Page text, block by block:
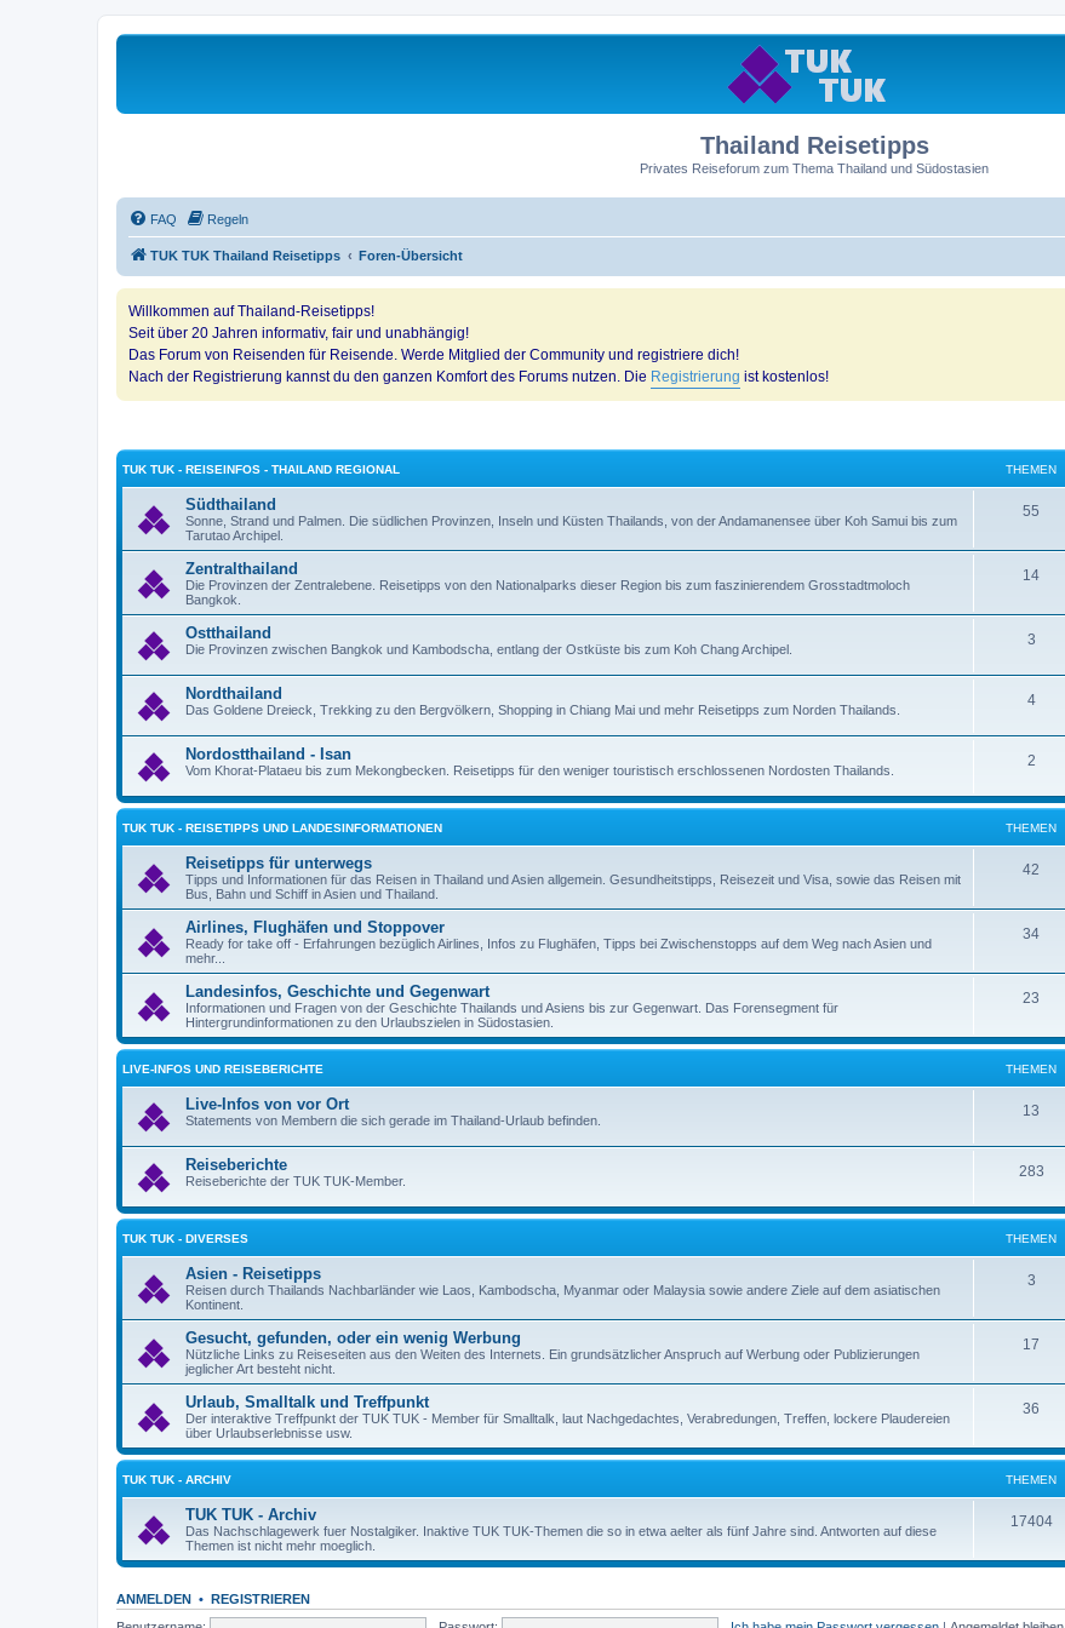
Thailand Reisetipps
Privates Reiseforum zum Thema Thailand und Südostasien
FAQ Regeln
TUK TUK Thailand Reisetipps Foren-Übersicht
Willkommen auf Thailand-Reisetipps!
Seit über 20 Jahren informativ, fair und unabhängig!
Das Forum von Reisenden für Reisende. Werde Mitglied der Community und registriere dich!
Nach der Registrierung kannst du den ganzen Komfort des Forums nutzen. Die Registrierung ist kostenlos!
TUK TUK - REISEINFOS - THAILAND REGIONAL THEMEN
Südthailand
Sonne, Strand und Palmen. Die südlichen Provinzen, Inseln und Küsten Thailands, von der Andamanensee über Koh Samui bis zum
Tarutao Archipel.
55
Zentralthailand
Die Provinzen der Zentralebene. Reisetipps von den Nationalparks dieser Region bis zum faszinierendem Grosstadtmoloch
Bangkok.
14
Ostthailand
Die Provinzen zwischen Bangkok und Kambodscha, entlang der Ostküste bis zum Koh Chang Archipel.
3
Nordthailand
Das Goldene Dreieck, Trekking zu den Bergvölkern, Shopping in Chiang Mai und mehr Reisetipps zum Norden Thailands.
4
Nordostthailand - Isan
Vom Khorat-Plataeu bis zum Mekongbecken. Reisetipps für den weniger touristisch erschlossenen Nordosten Thailands.
2
TUK TUK - REISETIPPS UND LANDESINFORMATIONEN THEMEN
Reisetipps für unterwegs
Tipps und Informationen für das Reisen in Thailand und Asien allgemein. Gesundheitstipps, Reisezeit und Visa, sowie das Reisen mit
Bus, Bahn und Schiff in Asien und Thailand.
42
Airlines, Flughäfen und Stoppover
Ready for take off - Erfahrungen bezüglich Airlines, Infos zu Flughäfen, Tipps bei Zwischenstopps auf dem Weg nach Asien und
mehr...
34
Landesinfos, Geschichte und Gegenwart
Informationen und Fragen von der Geschichte Thailands und Asiens bis zur Gegenwart. Das Forensegment für
Hintergrundinformationen zu den Urlaubszielen in Südostasien.
23
LIVE-INFOS UND REISEBERICHTE THEMEN
Live-Infos von vor Ort
Statements von Membern die sich gerade im Thailand-Urlaub befinden.
13
Reiseberichte
Reiseberichte der TUK TUK-Member.
283
TUK TUK - DIVERSES THEMEN
Asien - Reisetipps
Reisen durch Thailands Nachbarländer wie Laos, Kambodscha, Myanmar oder Malaysia sowie andere Ziele auf dem asiatischen
Kontinent.
3
Gesucht, gefunden, oder ein wenig Werbung
Nützliche Links zu Reiseseiten aus den Weiten des Internets. Ein grundsätzlicher Anspruch auf Werbung oder Publizierungen
jeglicher Art besteht nicht.
17
Urlaub, Smalltalk und Treffpunkt
Der interaktive Treffpunkt der TUK TUK - Member für Smalltalk, laut Nachgedachtes, Verabredungen, Treffen, lockere Plaudereien
über Urlaubserlebnisse usw.
36
TUK TUK - ARCHIV THEMEN
TUK TUK - Archiv
Das Nachschlagewerk fuer Nostalgiker. Inaktive TUK TUK-Themen die so in etwa aelter als fünf Jahre sind. Antworten auf diese
Themen ist nicht mehr moeglich.
17404
ANMELDEN • REGISTRIEREN